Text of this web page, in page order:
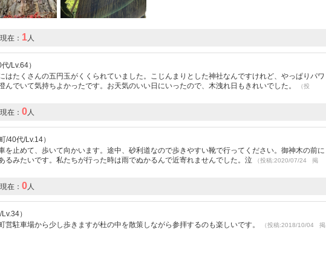
現在： 1 人
/Lv.64）
はたくさんの五円玉がくくられていました。こじんまりとした神社なんですけれど、やっぱりパワ
んでいて気持ちよかったです。お天気のいい日にいったので、木洩れ日もきれいでした。
（投
現在： 0 人
/40代/Lv.14）
を止めて、歩いて向かいます。途中、砂利道なので歩きやすい靴で行ってください。御神木の前に
るみたいです。私たちが行った時は雨でぬかるんで近寄れませんでした。泣
（投稿:2020/07/24 掲
現在： 0 人
）
営駐車場から少し歩きますが杜の中を散策しながら参拝するのも楽しいです。
（投稿:2018/10/04 掲